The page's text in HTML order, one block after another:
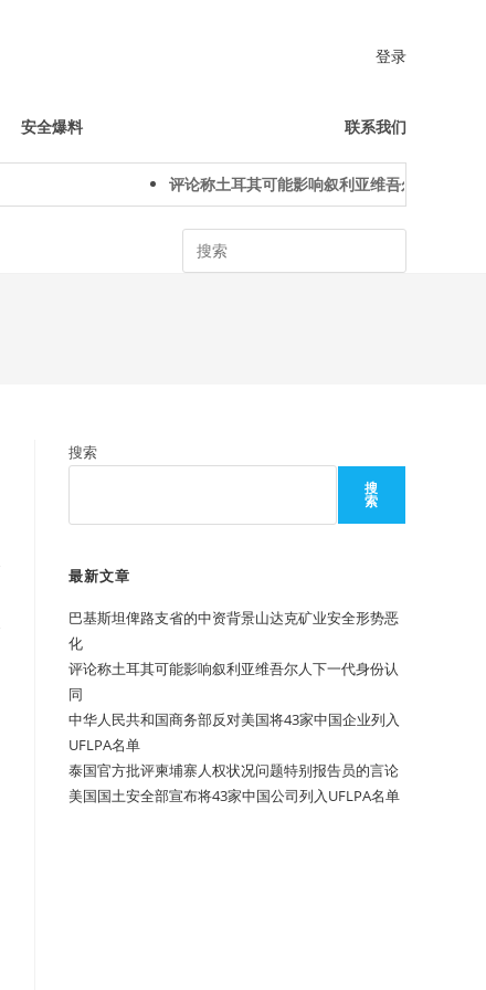
登录
安全爆料 联系我们
评论称土耳其可能影响叙利亚维吾尔人下一代身
Search
搜索
搜
索
最新文章
巴基斯坦俾路支省的中资背景山达克矿业安全形势恶
化
评论称土耳其可能影响叙利亚维吾尔人下一代身份认
同
中华人民共和国商务部反对美国将43家中国企业列入
UFLPA名单
泰国官方批评柬埔寨人权状况问题特别报告员的言论
美国国土安全部宣布将43家中国公司列入UFLPA名单